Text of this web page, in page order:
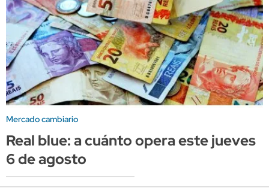
Mercado cambiario
Real blue: a cuánto opera este jueves
6 de agosto